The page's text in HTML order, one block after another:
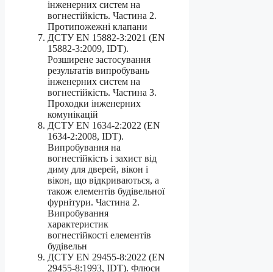
інженерних систем на
вогнестійкість. Частина 2.
Протипожежні клапани
ДСТУ EN 15882-3:2021 (EN
15882-3:2009, IDT).
Розширене застосування
результатів випробувань
інженерних систем на
вогнестійкість. Частина 3.
Проходки інженерних
комунікацій
ДСТУ EN 1634-2:2022 (EN
1634-2:2008, IDT).
Випробування на
вогнестійкість і захист від
диму для дверей, вікон і
вікон, що відкриваються, а
також елементів будівельної
фурнітури. Частина 2.
Випробування
характеристик
вогнестійкості елементів
будівельн
ДСТУ EN 29455-8:2022 (EN
29455-8:1993, IDT). Флюси